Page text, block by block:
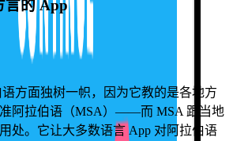
言的 App
方面独树一帜，因为它教的是各地方
阿拉伯语（MSA）——而 MSA 跟当地
处。它让大多数语言 App 对阿拉伯语